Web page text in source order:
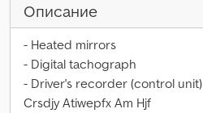
Описание
- Heated mirrors
- Digital tachograph
- Driver's recorder (control unit)
Crsdjy Atiwepfx Am Hjf